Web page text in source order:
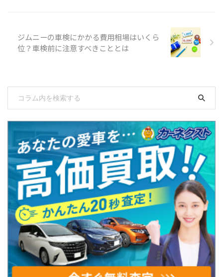
ジムニーの車検にかかる費用相場はいくら
位？車検前に注意すべきこととは